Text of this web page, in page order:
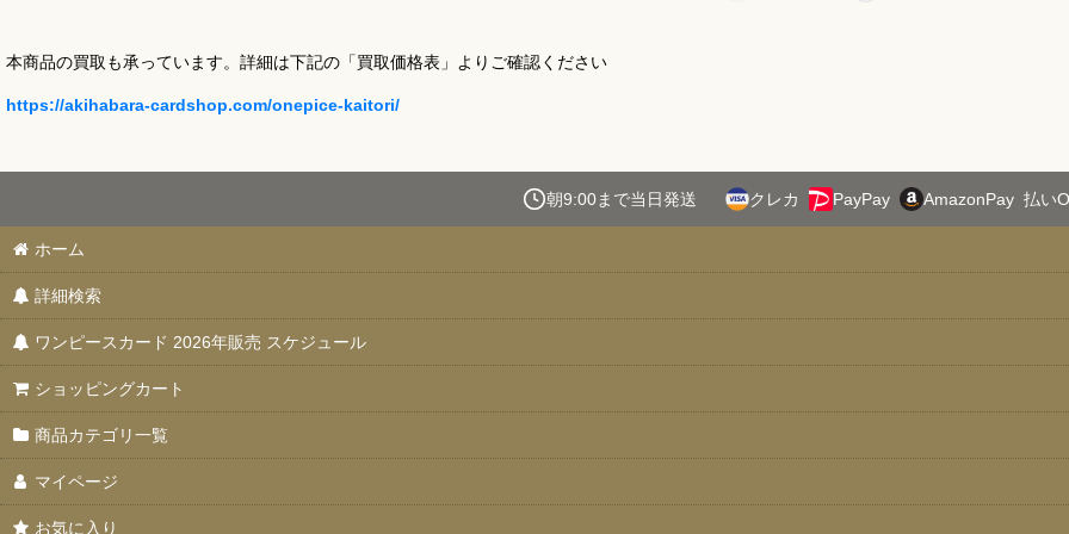
本商品の買取も承っています。詳細は下記の「買取価格表」よりご確認ください
https://akihabara-cardshop.com/onepice-kaitori/
朝9:00まで当日発送 クレカ PayPay AmazonPay 払い
ホーム
詳細検索
ワンピースカード 2026年販売 スケジュール
ショッピングカート
商品カテゴリ一覧
マイページ
お気に入り